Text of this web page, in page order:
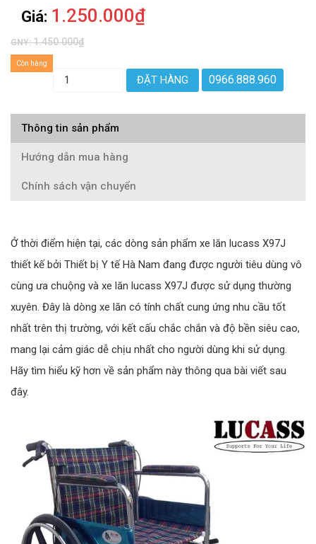
Giá: 1.250.000₫
GNY:1.450.000₫
Còn hàng
ĐẶT HÀNG 0966.888.960
Thông tin sản phẩm
Hướng dẫn mua hàng
Chính sách vận chuyển
Ở thời điểm hiện tại, các dòng sản phẩm xe lăn lucass X97J
thiết kế bởi Thiết bị Y tế Hà Nam đang được người tiêu dùng vô
cùng ưa chuộng và xe lăn lucass X97J được sử dụng thường
xuyên. Đây là dòng xe lăn có tính chất cung ứng nhu cầu tốt
nhất trên thị trường, với kết cấu chắc chắn và độ bền siêu cao,
mang lại cảm giác dễ chịu nhất cho người dùng khi sử dụng.
Hãy tìm hiểu kỹ hơn về sản phẩm này thông qua bài viết sau
đây.